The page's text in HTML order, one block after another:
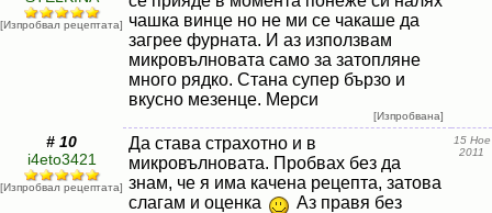
[Изпробвал рецептата]
чашка винце но не ми се чакаше да
загрее фурната. И аз използвам
микровълновата само за затопляне
много рядко. Стана супер бързо и
вкусно мезенце. Мерси
[Изпробвана]
# 10
i4eto3421
[Изпробвал рецептата]
Да става страхотно и в
микровълновата. Пробвах без да
знам, че я има качена рецепта, затова
слагам и оценка
Аз правя без
15 Ное
2011